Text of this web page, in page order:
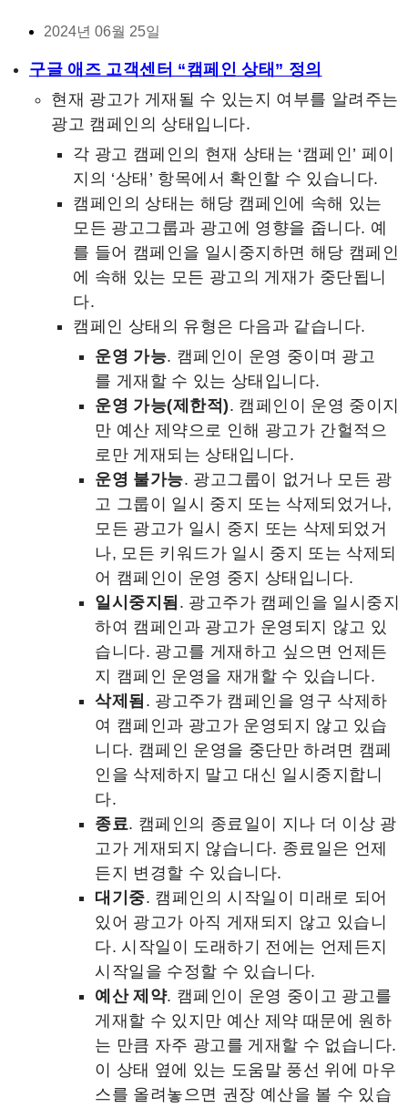
2024년 06월 25일
구글 애즈 고객센터 “캠페인 상태” 정의
현재 광고가 게재될 수 있는지 여부를 알려주는
광고 캠페인의 상태입니다.
각 광고 캠페인의 현재 상태는 ‘캠페인’ 페이
지의 ‘상태’ 항목에서 확인할 수 있습니다.
캠페인의 상태는 해당 캠페인에 속해 있는
모든 광고그룹과 광고에 영향을 줍니다. 예
를 들어 캠페인을 일시중지하면 해당 캠페인
에 속해 있는 모든 광고의 게재가 중단됩니
다.
캠페인 상태의 유형은 다음과 같습니다.
운영 가능. 캠페인이 운영 중이며 광고
를 게재할 수 있는 상태입니다.
운영 가능(제한적). 캠페인이 운영 중이지
만 예산 제약으로 인해 광고가 간헐적으
로만 게재되는 상태입니다.
운영 불가능. 광고그룹이 없거나 모든 광
고 그룹이 일시 중지 또는 삭제되었거나,
모든 광고가 일시 중지 또는 삭제되었거
나, 모든 키워드가 일시 중지 또는 삭제되
어 캠페인이 운영 중지 상태입니다.
일시중지됨 . 광고주가 캠페인을 일시중지
하여 캠페인과 광고가 운영되지 않고 있
습니다. 광고를 게재하고 싶으면 언제든
지 캠페인 운영을 재개할 수 있습니다.
삭제됨 . 광고주가 캠페인을 영구 삭제하
여 캠페인과 광고가 운영되지 않고 있습
니다. 캠페인 운영을 중단만 하려면 캠페
인을 삭제하지 말고 대신 일시중지합니
다.
종료. 캠페인의 종료일이 지나 더 이상 광
고가 게재되지 않습니다. 종료일은 언제
든지 변경할 수 있습니다.
대기중. 캠페인의 시작일이 미래로 되어
있어 광고가 아직 게재되지 않고 있습니
다. 시작일이 도래하기 전에는 언제든지
시작일을 수정할 수 있습니다.
예산 제약. 캠페인이 운영 중이고 광고를
게재할 수 있지만 예산 제약 때문에 원하
는 만큼 자주 광고를 게재할 수 없습니다.
이 상태 옆에 있는 도움말 풍선 위에 마우
스를 올려놓으면 권장 예산을 볼 수 있습